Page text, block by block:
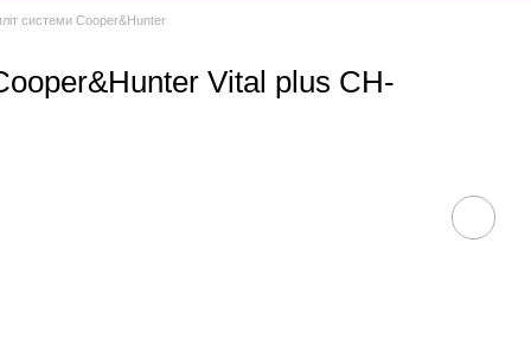
системи Cooper&Hunter
Vital plus CH-